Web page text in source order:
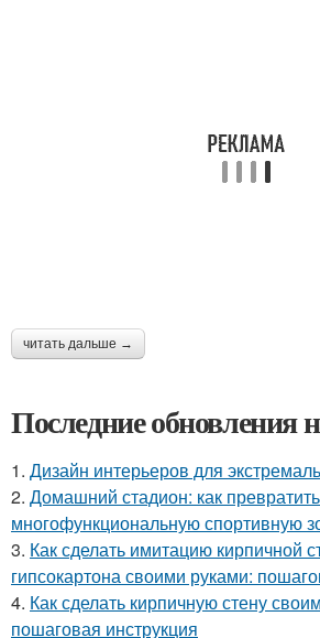
читать дальше →
Последние обновления
1. Дизайн интерьеров для
2. Домашний стадион: как
многофункциональную спортивную
3. Как сделать имитацию кирпичной
гипсокартона своими руками:
4. Как сделать кирпичную стену
пошаговая инструкция